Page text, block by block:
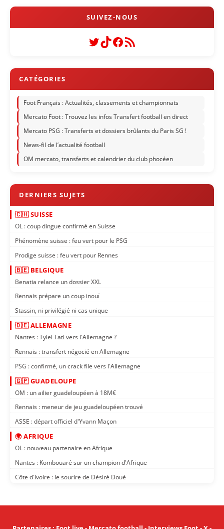
Twitter
TikTok
Facebook
Flux RSS
Foot Français : Actualités, classements et championnats
Mercato Foot : Trouvez les infos Transfert football en direct
Mercato PSG : Transferts et dossiers brûlants du Paris SG !
News-fil de l’actualité football
OM mercato, transferts et calendrier du club phocéen
🇨🇭 SUISSE
OL : coup dingue confirmé en Suisse
Phénomène suisse : feu vert pour le PSG
Prodige suisse : feu vert pour Rennes
🇧🇪 BELGIQUE
Benatia relance un dossier XXL
Rennais prépare un coup inouï
Stassin, ni privilégié ni cas unique
🇩🇪 ALLEMAGNE
Nantes : Tylel Tati vers l'Allemagne ?
Rennais : transfert négocié en Allemagne
PSG : confirmé, un crack file vers l'Allemagne
🇬🇵 GUADELOUPE
OM : un ailier guadeloupéen à 18M€
Rennais : meneur de jeu guadeloupéen trouvé
ASSE : départ officiel d'Yvann Maçon
🌍 AFRIQUE
OL : nouveau partenaire en Afrique
Nantes : Kombouaré sur un champion d'Afrique
Côte d'Ivoire : le sourire de Désiré Doué